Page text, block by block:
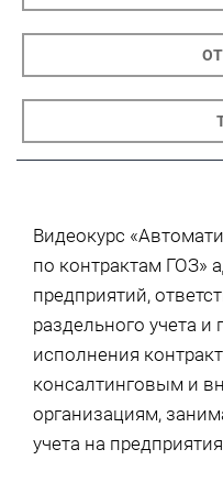
Видеокурс
по контрактам ГОЗ»
предприятий,
раздельного учета и
исполнения
консалтинговым и
организациям,
учета на